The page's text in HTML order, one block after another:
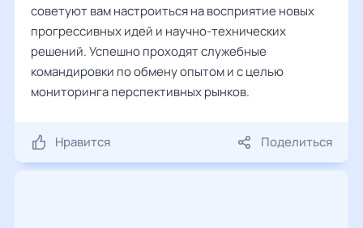
советуют вам настроиться на восприятие новых
прогрессивных идей и научно-технических
решений. Успешно проходят служебные
командировки по обмену опытом и с целью
мониторинга перспективных рынков.
Нравится Поделиться